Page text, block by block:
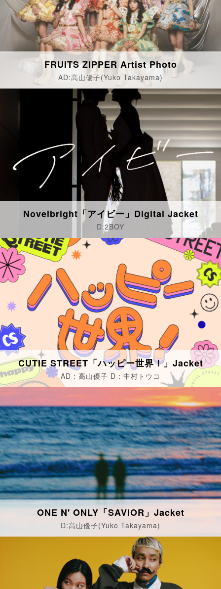
FRUITS ZIPPER Artist Photo
AD:高山優子(Yuko Takayama)
Novelbright「アイビー」Digital Jacket
D:2BOY
CUTIE STREET「ハッピー世界！」Jacket
AD：高山優子 D：中村トウコ
ONE N' ONLY「SAVIOR」Jacket
D:高山優子(Yuko Takayama)